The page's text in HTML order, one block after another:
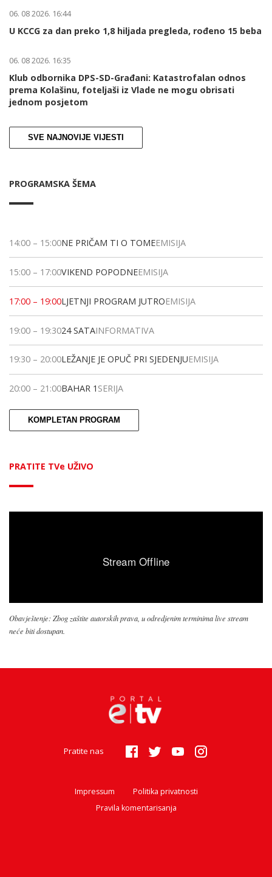
06. 08 2026. 16:44
U KCCG za dan preko 1,8 hiljada pregleda, rođeno 15 beba
06. 08 2026. 16:35
Klub odbornika DPS-SD-Građani: Katastrofalan odnos
prema Kolašinu, foteljaši iz Vlade ne mogu obrisati
jednom posjetom
SVE NAJNOVIJE VIJESTI
PROGRAMSKA ŠEMA
14:00 – 15:00NE PRIČAM TI O TOMEEMISIJA
15:00 – 17:00VIKEND POPODNEEMISIJA
17:00 – 19:00LJETNJI PROGRAM JUTROEMISIJA
19:00 – 19:3024 SATAINFORMATIVA
19:30 – 20:00LEŽANJE JE OPUČ PRI SJEDENJUEMISIJA
20:00 – 21:00BAHAR 1 SERIJA
KOMPLETAN PROGRAM
PRATITE TVe UŽIVO
Obavještenje: Zbog zaštite autorskih prava, u odredjenim terminima live stream
neće biti dostupan.
Pratite nas
Impressum
Politika privatnosti
Pravila komentarisanja